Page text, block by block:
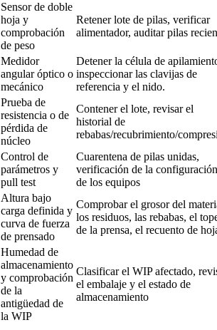
Sensor de doble
hoja y
comprobación
de peso
Retener lote de pilas, verificar
alimentador, auditar pilas
Medidor
angular óptico o
mecánico
Detener la célula de
inspeccionar las clavijas de
referencia y el nido.
Prueba de
resistencia o de
pérdida de
núcleo
Contener el lote, revisar el
historial de
rebabas/recubrimiento/
Control de
parámetros y
pull test
Cuarentena de pilas unidas,
verificación de la configuración
de los equipos
Altura bajo
carga definida y
curva de fuerza
de prensado
Comprobar el grosor del
los residuos, las rebabas, el
de la prensa, el recuento de
Humedad de
almacenamiento
y comprobación
de la
antigüedad de
la WIP
Clasificar el WIP afectado,
el embalaje y el estado de
almacenamiento